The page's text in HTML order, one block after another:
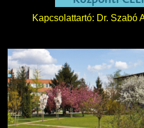
Kapcsolattartó: Dr. Szabó